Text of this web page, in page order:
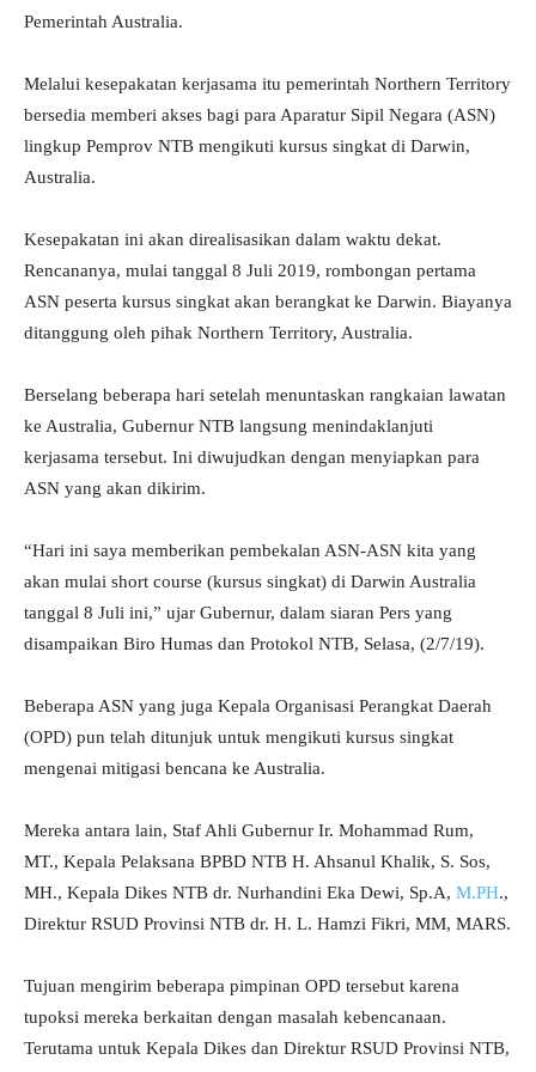
Pemerintah Australia.
Melalui kesepakatan kerjasama itu pemerintah Northern Territory
bersedia memberi akses bagi para Aparatur Sipil Negara (ASN)
lingkup Pemprov NTB mengikuti kursus singkat di Darwin,
Australia.
Kesepakatan ini akan direalisasikan dalam waktu dekat.
Rencananya, mulai tanggal 8 Juli 2019, rombongan pertama
ASN peserta kursus singkat akan berangkat ke Darwin. Biayanya
ditanggung oleh pihak Northern Territory, Australia.
Berselang beberapa hari setelah menuntaskan rangkaian lawatan
ke Australia, Gubernur NTB langsung menindaklanjuti
kerjasama tersebut. Ini diwujudkan dengan menyiapkan para
ASN yang akan dikirim.
“Hari ini saya memberikan pembekalan ASN-ASN kita yang
akan mulai short course (kursus singkat) di Darwin Australia
tanggal 8 Juli ini,” ujar Gubernur, dalam siaran Pers yang
disampaikan Biro Humas dan Protokol NTB, Selasa, (2/7/19).
Beberapa ASN yang juga Kepala Organisasi Perangkat Daerah
(OPD) pun telah ditunjuk untuk mengikuti kursus singkat
mengenai mitigasi bencana ke Australia.
Mereka antara lain, Staf Ahli Gubernur Ir. Mohammad Rum,
MT., Kepala Pelaksana BPBD NTB H. Ahsanul Khalik, S. Sos,
MH., Kepala Dikes NTB dr. Nurhandini Eka Dewi, Sp.A, M.PH.,
Direktur RSUD Provinsi NTB dr. H. L. Hamzi Fikri, MM, MARS.
Tujuan mengirim beberapa pimpinan OPD tersebut karena
tupoksi mereka berkaitan dengan masalah kebencanaan.
Terutama untuk Kepala Dikes dan Direktur RSUD Provinsi NTB,